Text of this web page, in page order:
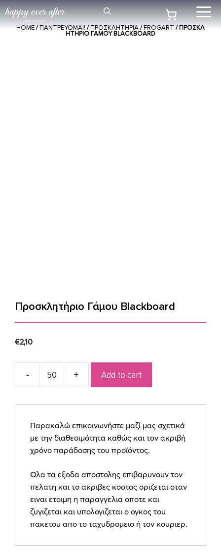
Μετάβαση
σε
περιεχόμενο
HOME/ΠΑΝΤΡΕΥΟΜΑΙ!/ΠΡΟΣΚΛΗΤΉΡΙΑ/FROGART/ ΠΡΟΣΚΛ
ΗΤΉΡΙΟ ΓΆΜΟΥ BLACKBOARD
Προσκλητήριο Γάμου Blackboard
€2,10
Προσκλητήριο
Blackboard
Add to cart
Παρακαλώ επικοινωνήστε μαζί μας σχετικά
με την διαθεσιμότητα καθώς και τον ακριβή
χρόνο παράδοσης του προϊόντος.
Ολα τα εξοδα αποστολης επιβαρυνουν τον
πελατη και το ακριβες κοστος οριζεται οταν
ειναι ετοιμη η παραγγελια οποτε και
ζυγιζεται και υπολογιζεται ο ογκος του
πακετου απο το ταχυδρομειο ή τον κουριερ.